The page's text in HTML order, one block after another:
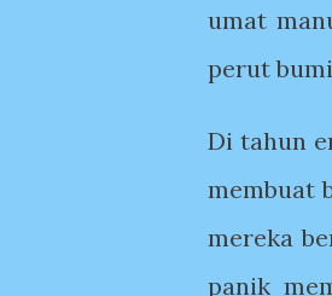
umat
perut
Di tahun
membuat
mereka
panik